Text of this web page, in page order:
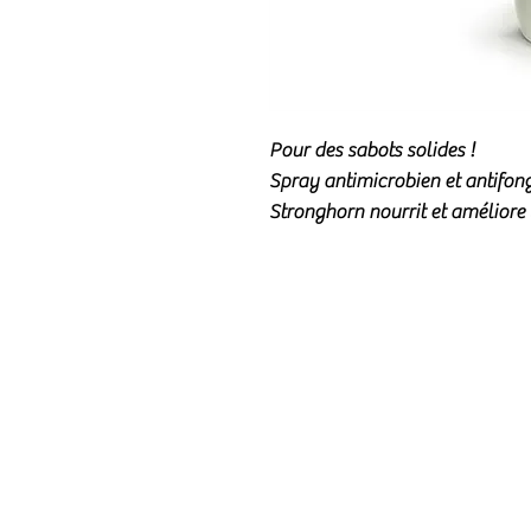
Pour des sabots solides !
Spray antimicrobien et
Stronghorn nourrit et